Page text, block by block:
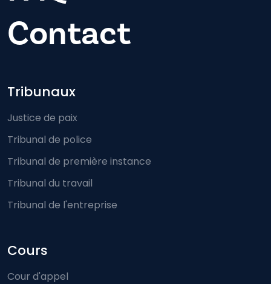
Contact
Footer-menu
Tribunaux
Justice de paix
Tribunal de police
Tribunal de première instance
Tribunal du travail
Tribunal de l'entreprise
Cours
Cour d'appel